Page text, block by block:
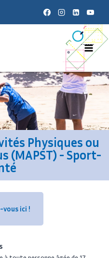
Physiques ou
(MAPST) - Sport-
vous ici !